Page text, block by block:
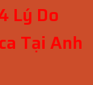
Lý Do
Tại Anh